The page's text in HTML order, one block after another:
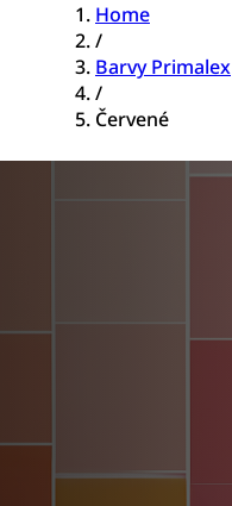
Home
/
Barvy Primalex
/
Červené